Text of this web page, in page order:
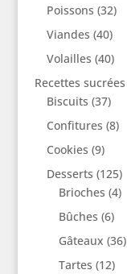
Poissons (32)
Viandes (40)
Volailles (40)
Recettes sucrées
Biscuits (37)
Confitures (8)
Cookies (9)
Desserts (125)
Brioches (4)
Bûches (6)
Gâteaux (36)
Tartes (12)